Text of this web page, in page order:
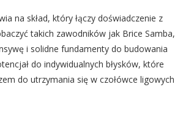
na skład, który łączy doświadczenie z
takich zawodników jak Brice Samba,
i solidne fundamenty do budowania
do indywidualnych błysków, które
do utrzymania się w czołówce ligowych